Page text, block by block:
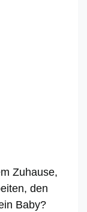
Zuhause,
den
Baby?